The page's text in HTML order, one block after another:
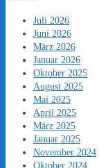
Juli 2026
Juni 2026
März 2026
Januar 2026
Oktober 2025
August 2025
Mai 2025
April 2025
März 2025
Januar 2025
November 2024
Oktober 2024